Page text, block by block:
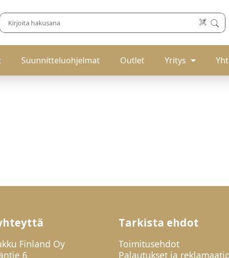
Suunnitteluohjelmat Outlet Yritys
Finland Oy
6
Tarkista ehdot
Toimitusehdot
Palautukset ja